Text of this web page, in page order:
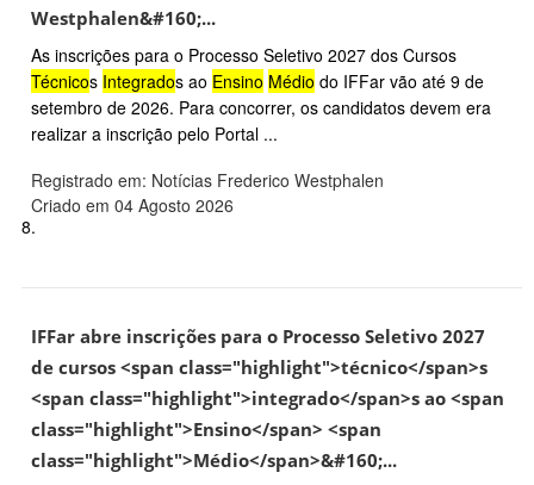
Westphalen&#160;...
As inscrições para o Processo Seletivo 2027 dos Cursos
Técnicos Integrados ao Ensino Médio do IFFar vão até 9 de
setembro de 2026. Para concorrer, os candidatos devem era
realizar a inscrição pelo Portal ...
Registrado em: Notícias Frederico Westphalen
Criado em 04 Agosto 2026
8.
IFFar abre inscrições para o Processo Seletivo 2027
de cursos <span class="highlight">técnico</span>s
<span class="highlight">integrado</span>s ao <span
class="highlight">Ensino</span> <span
class="highlight">Médio</span>&#160;...